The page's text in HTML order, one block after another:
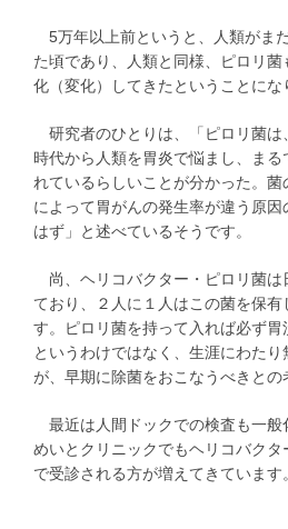
5万年以上前というと、人類がま
た頃であり、人類と同様、ピロリ
化（変化）してきたということにな
研究者のひとりは、「ピロリ菌は
時代から人類を胃炎で悩まし、ま
れているらしいことが分かった。
によって胃がんの発生率が違う原
はず」と述べているそうです。
尚、ヘリコバクター・ピロリ菌は
ており、２人に１人はこの菌を保有
す。ピロリ菌を持って入れば必ず胃
というわけではなく、生涯にわた
が、早期に除菌をおこなうべきとの
最近は人間ドックでの検査も一般
めいとクリニックでもヘリコバク
で受診される方が増えてきています。